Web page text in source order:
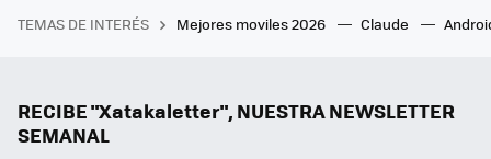
TEMAS DE INTERÉS Mejores moviles 2026 Claude
RECIBE "Xatakaletter", NUESTRA NEWSLETTER
SEMANAL